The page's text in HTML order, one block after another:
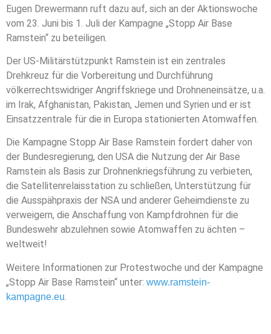
Eugen Drewermann ruft dazu auf, sich an der Aktionswoche
vom 23. Juni bis 1. Juli der Kampagne „Stopp Air Base
Ramstein“ zu beteiligen.
Der US-Militärstützpunkt Ramstein ist ein zentrales
Drehkreuz für die Vorbereitung und Durchführung
völkerrechtswidriger Angriffskriege und Drohneneinsätze, u.a.
im Irak, Afghanistan, Pakistan, Jemen und Syrien und er ist
Einsatzzentrale für die in Europa stationierten Atomwaffen.
Die Kampagne Stopp Air Base Ramstein fordert daher von
der Bundesregierung, den USA die Nutzung der Air Base
Ramstein als Basis zur Drohnenkriegsführung zu verbieten,
die Satellitenrelaisstation zu schließen, Unterstützung für
die Ausspähpraxis der NSA und anderer Geheimdienste zu
verweigern, die Anschaffung von Kampfdrohnen für die
Bundeswehr abzulehnen sowie Atomwaffen zu ächten –
weltweit!
Weitere Informationen zur Protestwoche und der Kampagne
„Stopp Air Base Ramstein“ unter: www.ramstein-
kampagne.eu.